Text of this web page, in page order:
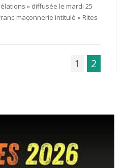
» diffusée le mardi 25
maçonnerie intitulé « Rites
1 2